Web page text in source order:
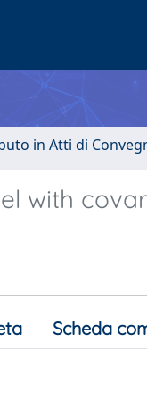
in Atti di
with
Scheda